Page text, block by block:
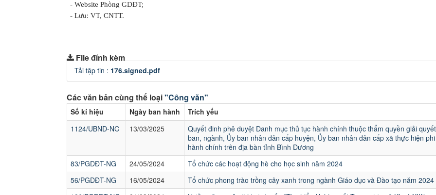
- Website Phòng GDĐT;
- Lưu: VT, CNTT.
File đính kèm
Tải tập tin : 176.signed.pdf
Các văn bản cùng thể loại"Công văn"
Số kí hiệu Ngày ban hành
Trích yếu
1124/UBND-NC
13/03/2025
Quyết đinh phê duyệt Danh mục thủ tục hành chính thuộc thẩm quyền giải
ban, ngành, Ủy ban nhân dân cấp huyện, Ủy ban nhân dân cấp xã thực hiện
hành chính trên địa bàn tỉnh Bình Dương
83/PGDĐT-NG
24/05/2024
Tổ chức các hoạt động hè cho học sinh năm 2024
56/PGDĐT-NG
16/05/2024
Tổ chức phong trào trồng cây xanh trong ngành Giáo dục và Đào tạo năm 2024